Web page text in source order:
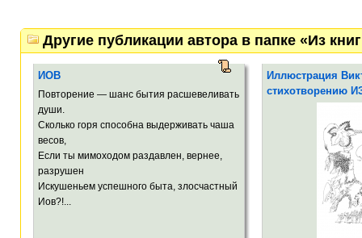
Другие публикации автора в папке «Из
ИОВ
Повторение — шанс бытия расшевеливать
души.
Сколько горя способна выдерживать чаша
весов,
Если ты мимоходом раздавлен, вернее,
разрушен
Искушеньем успешного быта, злосчастный
Иов?!...
Иллюстрация
стихотворению